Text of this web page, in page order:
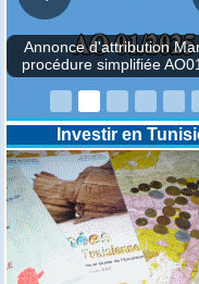
DESIGNATION D’UN
COMPTABLE POUR
EXERCICES 2025-2026-
Investir en